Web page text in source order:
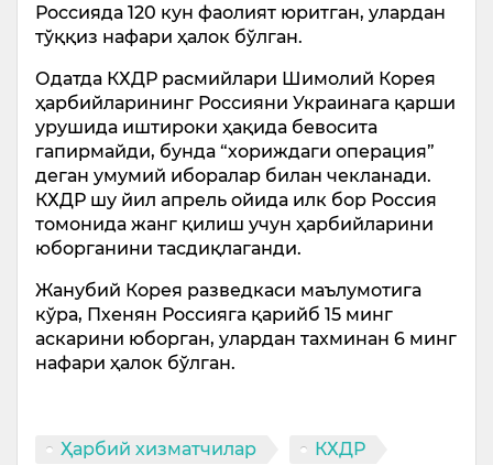
Россияда 120 кун фаолият юритган, улардан
тўққиз нафари ҳалок бўлган.
Одатда КХДР расмийлари Шимолий Корея
ҳарбийларининг Россияни Украинага қарши
урушида иштироки ҳақида бевосита
гапирмайди, бунда “хориждаги операция”
деган умумий иборалар билан чекланади.
КХДР шу йил апрель ойида илк бор Россия
томонида жанг қилиш учун ҳарбийларини
юборганини тасдиқлаганди.
Жанубий Корея разведкаси маълумотига
кўра, Пхенян Россияга қарийб 15 минг
аскарини юборган, улардан тахминан 6 минг
нафари ҳалок бўлган.
Ҳарбий хизматчилар
КХДР